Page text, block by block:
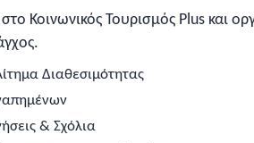
στο Κοινωνικός Τουρισμός Plus και
Διαθεσιμότητας
& Σχόλια
by Goldensites. All rights reserved.